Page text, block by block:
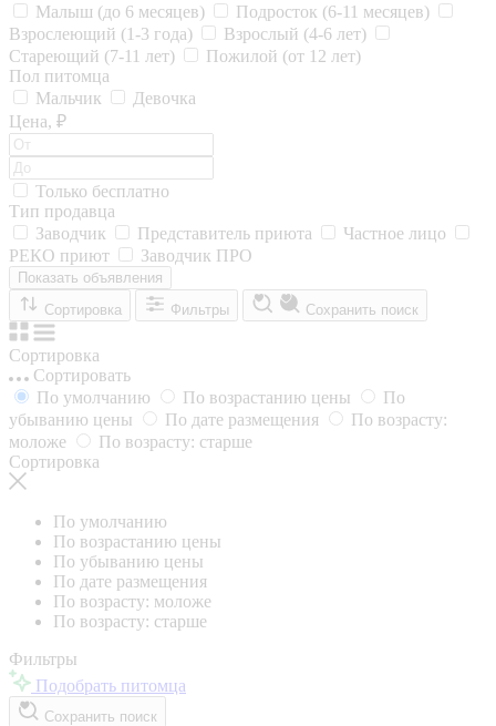
Малыш (до 6 месяцев)
Подросток (6-11 месяцев)
Взрослеющий (1-3 года)
Взрослый (4-6 лет)
Стареющий (7-11 лет)
Пожилой (от 12 лет)
Пол питомца
Мальчик
Девочка
Цена, ₽
Только бесплатно
Тип продавца
Заводчик
Представитель приюта
Частное лицо
РЕКО приют
Заводчик ПРО
Показать объявления
Сортировка
Фильтры Сохранить поиск
Сортировка
Сортировать
По умолчанию
По возрастанию цены
По
убыванию цены
По дате размещения
По возрасту:
моложе
По возрасту: старше
Сортировка
По умолчанию
По возрастанию цены
По убыванию цены
По дате размещения
По возрасту: моложе
По возрасту: старше
Фильтры
Подобрать питомца
Сохранить поиск